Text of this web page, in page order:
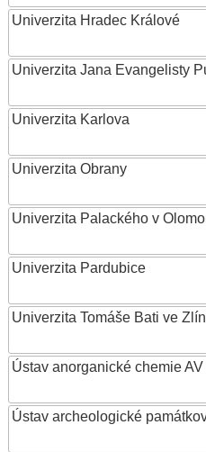
Univerzita Hradec Králové
Univerzita Jana Evangelisty
Univerzita Karlova
Univerzita Obrany
Univerzita Palackého v
Univerzita Pardubice
Univerzita Tomáše Bati ve
Ústav anorganické chemie AV
Ústav archeologické